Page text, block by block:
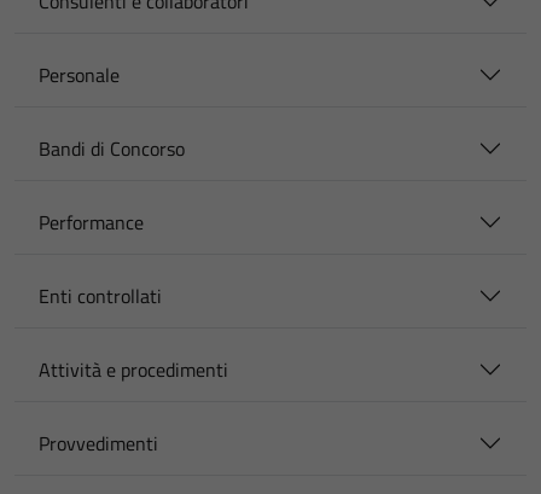
Personale
Bandi di Concorso
Performance
Enti controllati
Attività e procedimenti
Provvedimenti